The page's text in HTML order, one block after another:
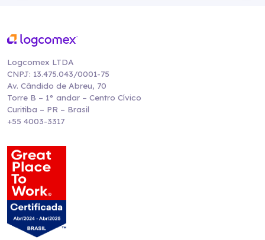
Logcomex LTDA
CNPJ: 13.475.043/0001-75
Av. Cândido de Abreu, 70
Torre B – 1° andar – Centro Cívico
Curitiba – PR – Brasil
+55 4003-3317